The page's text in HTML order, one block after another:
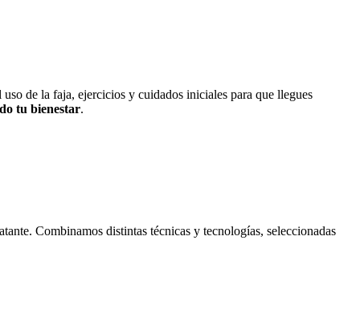
de la faja, ejercicios y cuidados iniciales para que llegues
tu bienestar.
Combinamos distintas técnicas y tecnologías, seleccionadas